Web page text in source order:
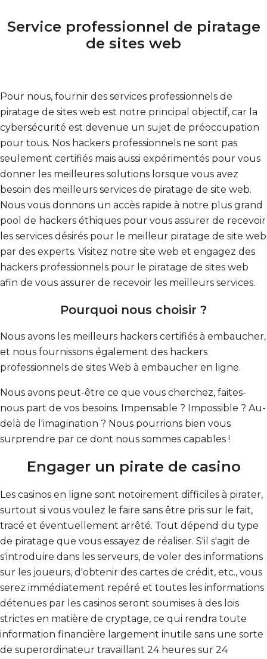
Service professionnel de piratage
de sites web
Pour nous, fournir des services professionnels de
piratage de sites web est notre principal objectif, car la
cybersécurité est devenue un sujet de préoccupation
pour tous. Nos hackers professionnels ne sont pas
seulement certifiés mais aussi expérimentés pour vous
donner les meilleures solutions lorsque vous avez
besoin des meilleurs services de piratage de site web.
Nous vous donnons un accès rapide à notre plus grand
pool de hackers éthiques pour vous assurer de recevoir
les services désirés pour le meilleur piratage de site web
par des experts. Visitez notre site web et engagez des
hackers professionnels pour le piratage de sites web
afin de vous assurer de recevoir les meilleurs services.
Pourquoi nous choisir ?
Nous avons les meilleurs hackers certifiés à embaucher,
et nous fournissons également des hackers
professionnels de sites Web à embaucher en ligne.
Nous avons peut-être ce que vous cherchez, faites-
nous part de vos besoins. Impensable ? Impossible ? Au-
delà de l'imagination ? Nous pourrions bien vous
surprendre par ce dont nous sommes capables !
Engager un pirate de casino
Les casinos en ligne sont notoirement difficiles à pirater,
surtout si vous voulez le faire sans être pris sur le fait,
tracé et éventuellement arrêté. Tout dépend du type
de piratage que vous essayez de réaliser. S'il s'agit de
s'introduire dans les serveurs, de voler des informations
sur les joueurs, d'obtenir des cartes de crédit, etc., vous
serez immédiatement repéré et toutes les informations
détenues par les casinos seront soumises à des lois
strictes en matière de cryptage, ce qui rendra toute
information financière largement inutile sans une sorte
de superordinateur travaillant 24 heures sur 24